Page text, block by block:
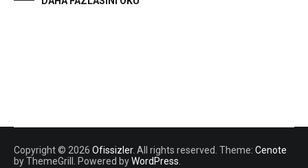
Copyright © 2026 Ofissizler. All rights reserved. Theme: Cenote
by ThemeGrill. Powered byWordPress